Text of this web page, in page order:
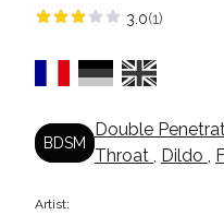
3.0(1)
BDSM
Double
Throat , Dildo ,
Artist: